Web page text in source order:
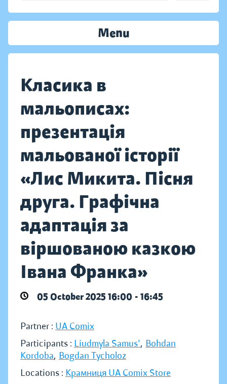
Menu
Класика в
мальописах:
презентація
мальованої історії
«Лис Микита. Пісня
друга. Графічна
адаптація за
віршованою казкою
Івана Франка»
05 October 2025 16:00 - 16:45
Partner : UA Comix
Participants : Liudmyla Samus', Bohdan
Kordoba, Bogdan Tycholoz
Locations : Крамниця UA Comix Store